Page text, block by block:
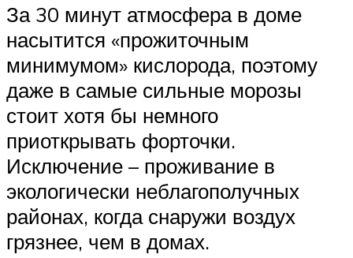
За 30 минут атмосфера в доме
насытится «прожиточным
минимумом» кислорода, поэтому
даже в самые сильные морозы
стоит хотя бы немного
приоткрывать форточки.
Исключение – проживание в
экологически неблагополучных
районах, когда снаружи воздух
грязнее, чем в домах.